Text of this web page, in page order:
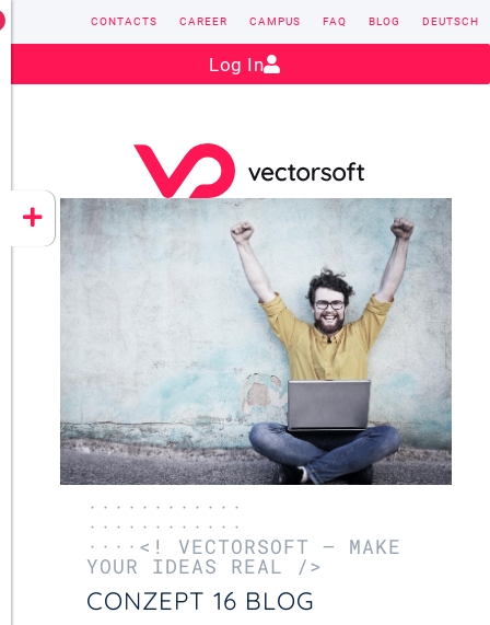
CONZEPT 16
YEET
Contact: sales@vectorsoft.de
CONTACTS CAREER CAMPUS FAQ BLOG DEUTSCH
Log In
············
············
····<! VECTORSOFT – MAKE
YOUR IDEAS REAL />
CONZEPT 16 BLOG